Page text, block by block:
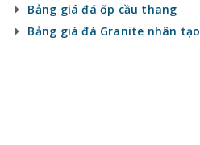
Bảng giá đá ốp cầu thang
Bảng giá đá Granite nhân tạo